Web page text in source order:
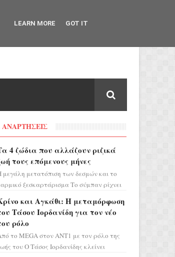
4 ζώδια που αλλάζουν ριζικά
τους επόμενους μήνες
μεγάλη μετατόπιση των δεσμών και το
ξεσκαρτάρισμα Το σύμπαν ρίχνει
οι σελην...
και Αγκάθι: Η μεταμόρφωση
Τάσου Ιορδανίδη για τον νέο
ρόλο
το MEGA στον ΑΝΤ1 με τον ρόλο της
του Ο Τάσος Ιορδανίδης κλείνει
LEARN MORE GOT IT